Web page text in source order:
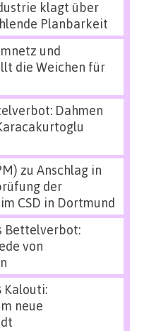
klagt über
Planbarkeit
und
die Weichen für
Dahmen
zu Anschlag in
der
CSD in Dortmund
Bettelverbot:
von
Kalouti:
neue